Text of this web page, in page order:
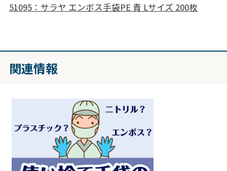
51095：サラヤ エンボス手袋PE 青 Lサイズ 200枚
関連情報